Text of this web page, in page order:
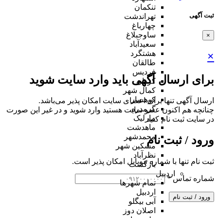
ثبت آگهی
×
×
برای ارسال آگهی باید وارد سایت شوید
ارسال آگهی تنها برای اعضای سایت امکان پذیر می‌باشد.
چنانچه هم‌ اکنون عضو سایت هستید وارد شوید و در غیر این صورت
در سایت ثبت نام کنید
ورود / ثبت نام
ثبت نام تنها با شماره موبایل امکان پذیر است.
شماره تماس*
ورود / ثبت نام
تنکمان
تهراندشت
چهارباغ
ساوجبلاغ
سعیدآباد
هشتگرد
طالقان
فردیس
کردان
کمال شهر
کوهسار
گرمدره
مارلیک
ماهدشت
محمدشهر
مشکین شهر
نظرآباد
بازگشت
اردبیل
تمام شهر‌ها
اردبیل
آبی بیگلو
اصلان دوز